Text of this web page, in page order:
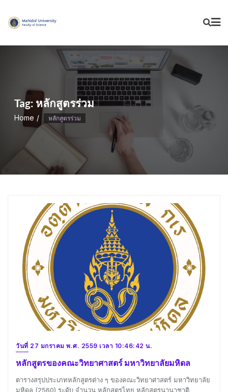
content
Tag: หลักสูตรร่วม
Home หลักสูตรร่วม
วันที่ 27 มกราคม พ.ศ. 2559 เวลา 10:46:42 น.
หลักสูตรของคณะวิทยาศาสตร์ มหาวิทยาลัยมหิดล
ตารางสรุปประเภทหลักสูตรต่าง ๆ ของคณะวิทยาศาสตร์ มหาวิทยาลัย
มหิดล (2560) ระดับ จำนวน หลักสูตรไทย หลักสูตรนานาชาติ